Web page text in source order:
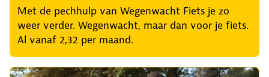
Met de pechhulp van Wegenwacht Fiets je zo
weer verder. Wegenwacht, maar dan voor je fiets.
Al vanaf 2,32 per maand.